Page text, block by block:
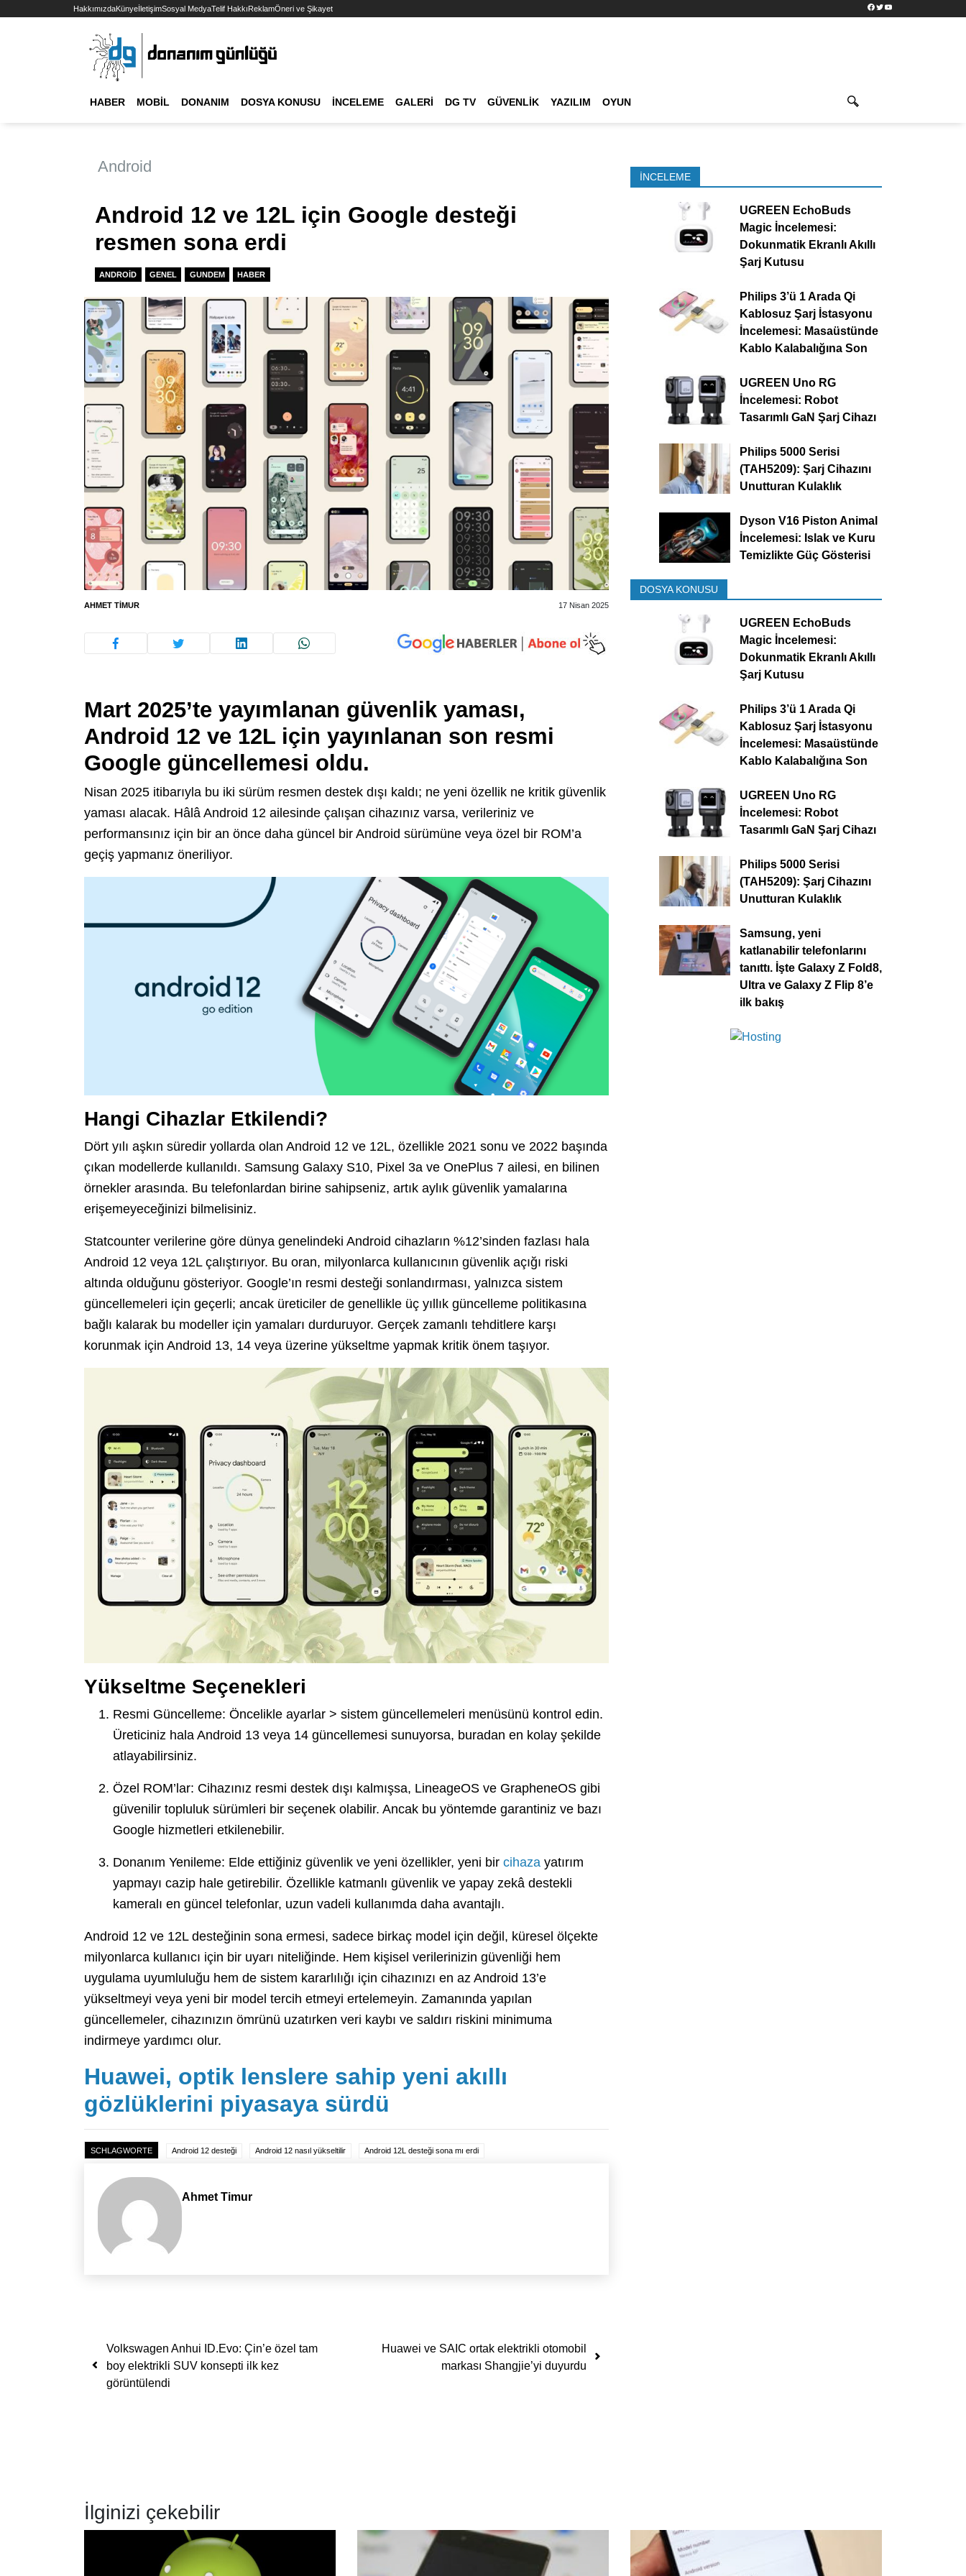
HakkımızdaKünyeİletişimSosyal MedyaTelif HakkıReklamÖneri ve Şikayet Facebook
TwitterYouTube
HABER MOBIL DONANIM DOSYA KONUSU İNCELEME GALERI DG TV GÜVENLIK YAZILIM OYUN
Android
Android 12 ve 12L için Google desteği
resmen sona erdi
ANDROID GENEL GUNDEM HABER
AHMET TIMUR 17 Nisan 2025
Mart 2025’te yayımlanan güvenlik yaması,
Android 12 ve 12L için yayınlanan son resmi
Google güncellemesi oldu.
Nisan 2025 itibarıyla bu iki sürüm resmen destek dışı kaldı; ne yeni özellik ne kritik güvenlik
yaması alacak. Hâlâ Android 12 ailesinde çalışan cihazınız varsa, verileriniz ve
performansınız için bir an önce daha güncel bir Android sürümüne veya özel bir ROM’a
geçiş yapmanız öneriliyor.
Hangi Cihazlar Etkilendi?
Dört yılı aşkın süredir yollarda olan Android 12 ve 12L, özellikle 2021 sonu ve 2022 başında
çıkan modellerde kullanıldı. Samsung Galaxy S10, Pixel 3a ve OnePlus 7 ailesi, en bilinen
örnekler arasında. Bu telefonlardan birine sahipseniz, artık aylık güvenlik yamalarına
erişemeyeceğinizi bilmelisiniz.
Statcounter verilerine göre dünya genelindeki Android cihazların %12’sinden fazlası hala
Android 12 veya 12L çalıştırıyor. Bu oran, milyonlarca kullanıcının güvenlik açığı riski
altında olduğunu gösteriyor. Google’ın resmi desteği sonlandırması, yalnızca sistem
güncellemeleri için geçerli; ancak üreticiler de genellikle üç yıllık güncelleme politikasına
bağlı kalarak bu modeller için yamaları durduruyor. Gerçek zamanlı tehditlere karşı
korunmak için Android 13, 14 veya üzerine yükseltme yapmak kritik önem taşıyor.
Yükseltme Seçenekleri
Resmi Güncelleme: Öncelikle ayarlar > sistem güncellemeleri menüsünü kontrol edin.
Üreticiniz hala Android 13 veya 14 güncellemesi sunuyorsa, buradan en kolay şekilde
atlayabilirsiniz.
Özel ROM’lar: Cihazınız resmi destek dışı kalmışsa, LineageOS ve GrapheneOS gibi
güvenilir topluluk sürümleri bir seçenek olabilir. Ancak bu yöntemde garantiniz ve bazı
Google hizmetleri etkilenebilir.
Donanım Yenileme: Elde ettiğiniz güvenlik ve yeni özellikler, yeni bir cihaza yatırım
yapmayı cazip hale getirebilir. Özellikle katmanlı güvenlik ve yapay zekâ destekli
kameralı en güncel telefonlar, uzun vadeli kullanımda daha avantajlı.
Android 12 ve 12L desteğinin sona ermesi, sadece birkaç model için değil, küresel ölçekte
milyonlarca kullanıcı için bir uyarı niteliğinde. Hem kişisel verilerinizin güvenliği hem
uygulama uyumluluğu hem de sistem kararlılığı için cihazınızı en az Android 13’e
yükseltmeyi veya yeni bir model tercih etmeyi ertelemeyin. Zamanında yapılan
güncellemeler, cihazınızın ömrünü uzatırken veri kaybı ve saldırı riskini minimuma
indirmeye yardımcı olur.
Huawei, optik lenslere sahip yeni akıllı
gözlüklerini piyasaya sürdü
SCHLAGWORTE Android 12 desteği Android 12 nasıl yükseltilir Android 12L desteği sona mı erdi
Ahmet Timur
Yazı dolaşımı
Volkswagen Anhui ID.Evo: Çin’e özel tam
boy elektrikli SUV konsepti ilk kez
görüntülendi
Huawei ve SAIC ortak elektrikli otomobil
markası Shangjie’yi duyurdu
İNCELEME
UGREEN EchoBuds
Magic İncelemesi:
Dokunmatik Ekranlı Akıllı
Şarj Kutusu
Philips 3’ü 1 Arada Qi
Kablosuz Şarj İstasyonu
İncelemesi: Masaüstünde
Kablo Kalabalığına Son
UGREEN Uno RG
İncelemesi: Robot
Tasarımlı GaN Şarj Cihazı
Philips 5000 Serisi
(TAH5209): Şarj Cihazını
Unutturan Kulaklık
Dyson V16 Piston Animal
İncelemesi: Islak ve Kuru
Temizlikte Güç Gösterisi
DOSYA KONUSU
UGREEN EchoBuds
Magic İncelemesi:
Dokunmatik Ekranlı Akıllı
Şarj Kutusu
Philips 3’ü 1 Arada Qi
Kablosuz Şarj İstasyonu
İncelemesi: Masaüstünde
Kablo Kalabalığına Son
UGREEN Uno RG
İncelemesi: Robot
Tasarımlı GaN Şarj Cihazı
Philips 5000 Serisi
(TAH5209): Şarj Cihazını
Unutturan Kulaklık
Samsung, yeni
katlanabilir telefonlarını
tanıttı. İşte Galaxy Z Fold8,
Ultra ve Galaxy Z Flip 8’e
ilk bakış
İlginizi çekebilir